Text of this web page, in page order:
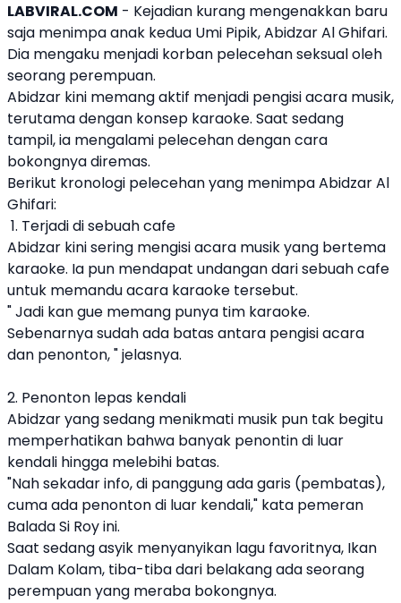
LABVIRAL.COM - Kejadian kurang mengenakkan baru
saja menimpa anak kedua Umi Pipik, Abidzar Al Ghifari.
Dia mengaku menjadi korban pelecehan seksual oleh
seorang perempuan.
Abidzar kini memang aktif menjadi pengisi acara musik,
terutama dengan konsep karaoke. Saat sedang
tampil, ia mengalami pelecehan dengan cara
bokongnya diremas.
Berikut kronologi pelecehan yang menimpa Abidzar Al
Ghifari:
1. Terjadi di sebuah cafe
Abidzar kini sering mengisi acara musik yang bertema
karaoke. Ia pun mendapat undangan dari sebuah cafe
untuk memandu acara karaoke tersebut.
" Jadi kan gue memang punya tim karaoke.
Sebenarnya sudah ada batas antara pengisi acara
dan penonton, " jelasnya.
2. Penonton lepas kendali
Abidzar yang sedang menikmati musik pun tak begitu
memperhatikan bahwa banyak penontin di luar
kendali hingga melebihi batas.
"Nah sekadar info, di panggung ada garis (pembatas),
cuma ada penonton di luar kendali," kata pemeran
Balada Si Roy ini.
Saat sedang asyik menyanyikan lagu favoritnya, Ikan
Dalam Kolam, tiba-tiba dari belakang ada seorang
perempuan yang meraba bokongnya.